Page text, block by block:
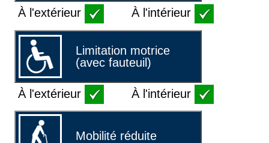
À l'extérieur À l'intérieur
Limitation motrice
(avec fauteuil)
À l'extérieur À l'intérieur
Mobilité réduite